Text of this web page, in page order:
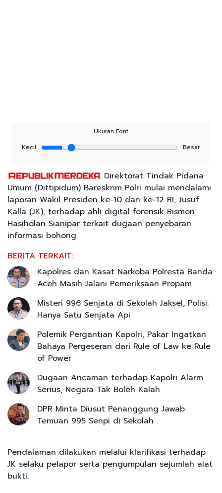
Ukuran Font
Kecil
Besar
Direktorat Tindak Pidana
Umum (Dittipidum) Bareskrim Polri mulai mendalami
laporan Wakil Presiden ke-10 dan ke-12 RI, Jusuf
Kalla (JK), terhadap ahli digital forensik Rismon
Hasiholan Sianipar terkait dugaan penyebaran
informasi bohong.
BERITA TERKAIT:
Kapolres dan Kasat Narkoba Polresta Banda
Aceh Masih Jalani Pemeriksaan Propam
Misteri 996 Senjata di Sekolah Jaksel, Polisi:
Hanya Satu Senjata Api
Polemik Pergantian Kapolri, Pakar Ingatkan
Bahaya Pergeseran dari Rule of Law ke Rule
of Power
Dugaan Ancaman terhadap Kapolri Alarm
Serius, Negara Tak Boleh Kalah
DPR Minta Diusut Penanggung Jawab
Temuan 995 Senpi di Sekolah
Pendalaman dilakukan melalui klarifikasi terhadap
JK selaku pelapor serta pengumpulan sejumlah alat
bukti.